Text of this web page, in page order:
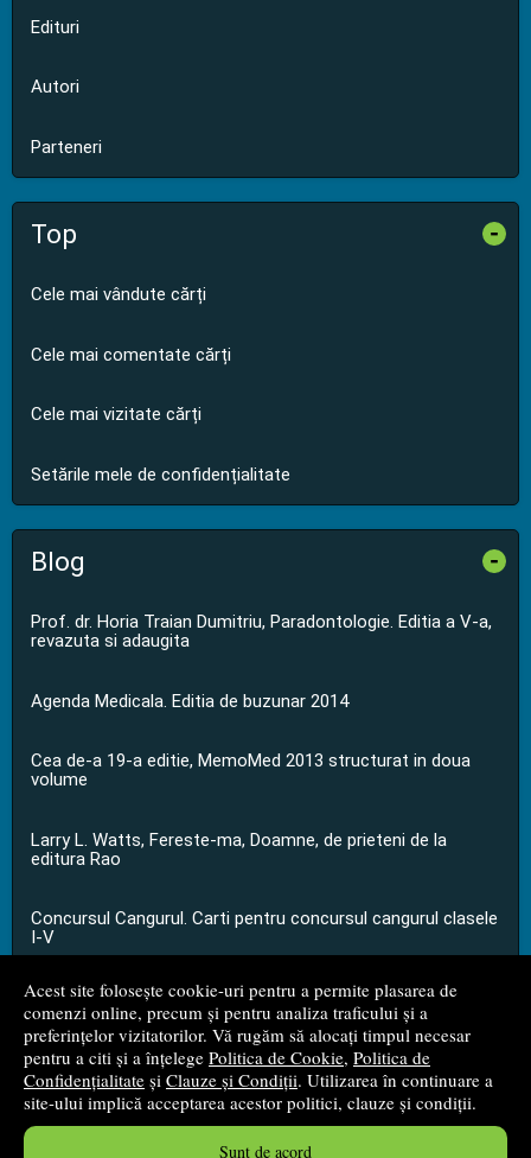
Acest site folosește cookie-uri pentru a permite plasarea de
comenzi online, precum și pentru analiza traficului și a
preferințelor vizitatorilor. Vă rugăm să alocați timpul necesar
pentru a citi și a înțelege Politica de Cookie, Politica de
Confidențialitate și Clauze și Condiții. Utilizarea în continuare a
site-ului implică acceptarea acestor politici, clauze și condiții.
Sunt de acord
Edituri
Autori
Parteneri
Top -
Cele mai vândute cărți
Cele mai comentate cărți
Cele mai vizitate cărți
Setările mele de confidențialitate
Blog -
Prof. dr. Horia Traian Dumitriu, Paradontologie. Editia a V-a,
revazuta si adaugita
Agenda Medicala. Editia de buzunar 2014
Cea de-a 19-a editie, MemoMed 2013 structurat in doua
volume
Larry L. Watts, Fereste-ma, Doamne, de prieteni de la
editura Rao
Concursul Cangurul. Carti pentru concursul cangurul clasele
I-V
...toate știrile
© 2008 - 2026S.C. M.G. Net Distribution S.R.L.
Magazin onlinecreat deVital Soft